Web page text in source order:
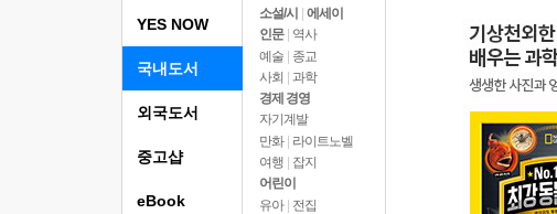
YES NOW
국내도서
소설/시
에세이
인문
역사
예술 | 종교
사회 | 과학
경제 경영
자기계발
만화 | 라이트노벨
여행
잡지
어린이
유아 | 전집
외국도서
중고샵
eBook